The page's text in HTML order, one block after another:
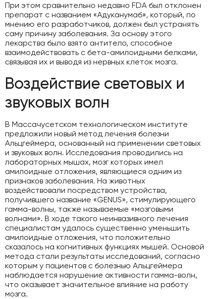
При этом сравнительно недавно FDA был отклонен
препарат с названием «Адуканумаб», который, по
мнению его разработчиков, должен был устранять
саму причину заболевания. За основу этого
лекарства было взято антитело, способное
взаимодействовать с бета-амилоидными белками,
связывая их и выводя из нервных клеток мозга.
Воздействие световых и
звуковых волн
В Массачусетском технологическом институте
предложили новый метод лечения болезни
Альцгеймера, основанный на применении световых
и звуковых волн. Исследования проводились на
лабораторных мышах, мозг которых имел
амилоидные отложения, являющиеся одним из
признаков заболевания. На животных
воздействовали посредством устройства,
получившего название «GENUS», стимулирующего
гамма-волны, также называемые «мозговыми
волнами». В ходе такого неинвазивного лечения
специалистам удалось существенно уменьшить
амилоидные отложения, что положительно
сказалось на когнитивных функциях мышей. Основой
метода стали результаты исследований, согласно
которым у пациентов с болезнью Альцгеймера
наблюдается нарушение активности гамма-волн,
что оказывает значительное влияние на работу
мозга.